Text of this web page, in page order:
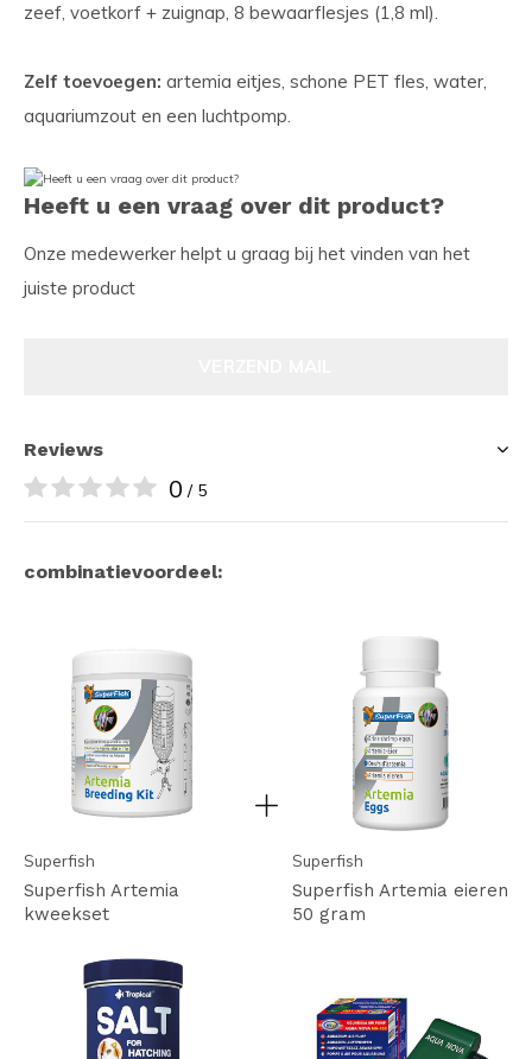
zeef, voetkorf + zuignap, 8 bewaarflesjes (1,8 ml).
Zelf toevoegen: artemia eitjes, schone PET fles, water,
aquariumzout en een luchtpomp.
Heeft u een vraag over dit product?
Onze medewerker helpt u graag bij het vinden van het
juiste product
Reviews
0 / 5
combinatievoordeel:
Superfish
Superfish Artemia
kweekset
Superfish
Superfish Artemia eieren
50 gram